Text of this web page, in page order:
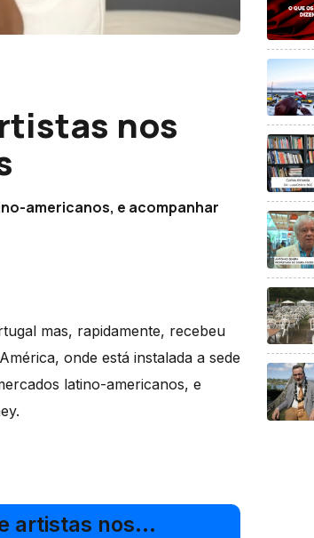
nos
americanos, e acompanhar
mas, rapidamente, recebeu
onde está instalada a sede
latino-americanos, e
artistas nos